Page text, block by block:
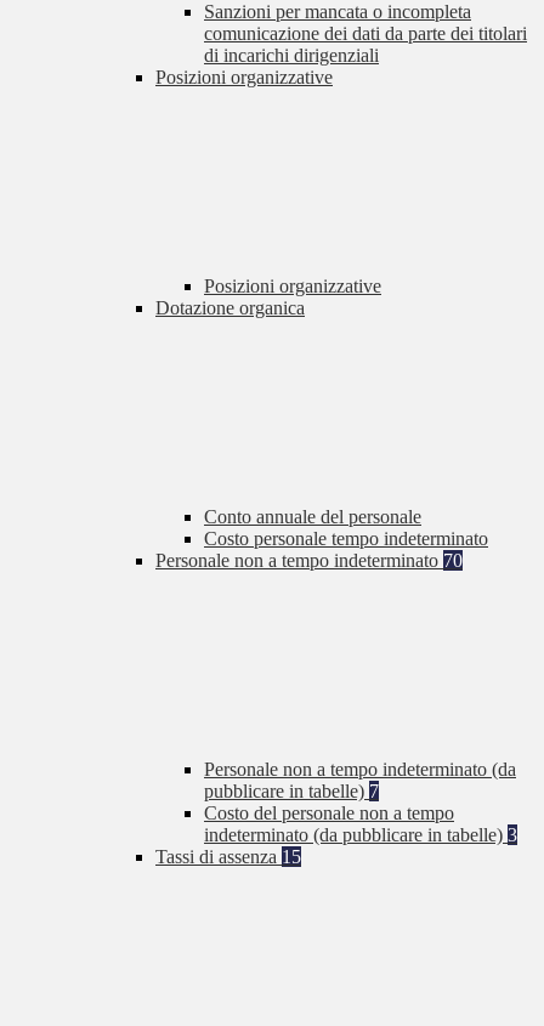
Sanzioni per mancata o incompleta
comunicazione dei dati da parte dei titolari
di incarichi dirigenziali
Posizioni organizzative
Posizioni organizzative
Dotazione organica
Conto annuale del personale
Costo personale tempo indeterminato
Personale non a tempo indeterminato 70
Personale non a tempo indeterminato (da
pubblicare in tabelle) 7
Costo del personale non a tempo
indeterminato (da pubblicare in tabelle) 3
Tassi di assenza 15